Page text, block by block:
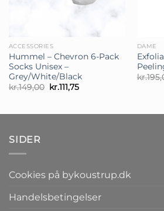
ACCESSORIES
Hummel – Chevron 6-Pack
Socks Unisex –
Grey/White/Black
kr.149,00 Den
oprindelige
kr.149,00.
kr.111,75Den
kr.111,75.
DAME
kr.
SIDER
Cookies på bykoustrup.dk
Handelsbetingelser